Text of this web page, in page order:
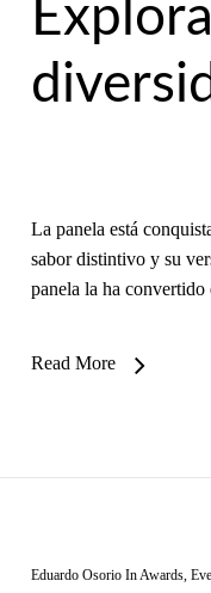
La panela está
sabor distintivo y su
panela la ha
Read More
Eduardo Osorio InAwards,